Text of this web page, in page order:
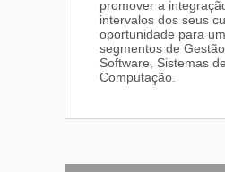
promover a
intervalos dos seus
oportunidade para
segmentos de
Software, Sistemas
Computação.